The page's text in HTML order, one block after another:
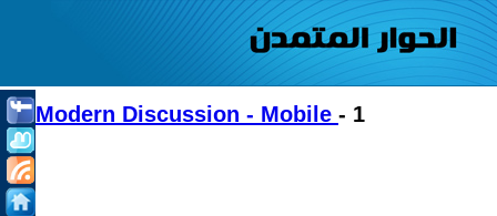
Modern Discussion - Mobile - 1